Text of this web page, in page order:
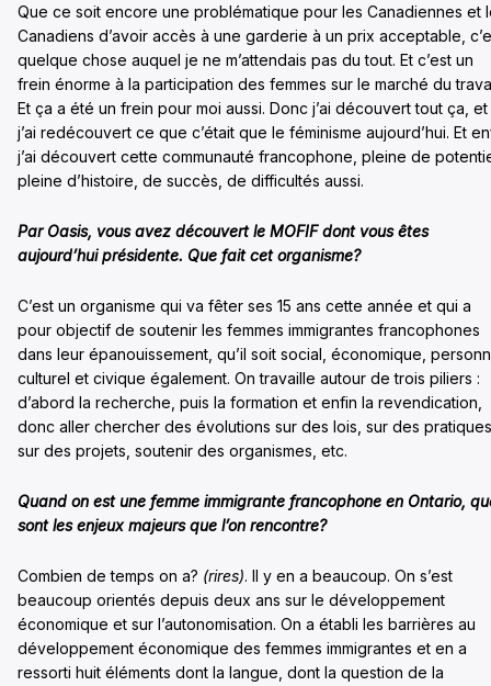
Que ce soit encore une problématique pour les Canadiennes et
Canadiens d’avoir accès à une garderie à un prix acceptable,
quelque chose auquel je ne m’attendais pas du tout. Et c’est un
frein énorme à la participation des femmes sur le marché du
Et ça a été un frein pour moi aussi. Donc j’ai découvert tout ça, et
j’ai redécouvert ce que c’était que le féminisme aujourd’hui. Et
j’ai découvert cette communauté francophone, pleine de
pleine d’histoire, de succès, de difficultés aussi.
Par Oasis, vous avez découvert le MOFIF dont vous êtes
aujourd’hui présidente. Que fait cet organisme?
C’est un organisme qui va fêter ses 15 ans cette année et qui a
pour objectif de soutenir les femmes immigrantes francophones
dans leur épanouissement, qu’il soit social, économique,
culturel et civique également. On travaille autour de trois piliers :
d’abord la recherche, puis la formation et enfin la revendication,
donc aller chercher des évolutions sur des lois, sur des
sur des projets, soutenir des organismes, etc.
Quand on est une femme immigrante francophone en Ontario,
sont les enjeux majeurs que l’on rencontre?
Combien de temps on a? (rires). Il y en a beaucoup. On s’est
beaucoup orientés depuis deux ans sur le développement
économique et sur l’autonomisation. On a établi les barrières au
développement économique des femmes immigrantes et en a
ressorti huit éléments dont la langue, dont la question de la